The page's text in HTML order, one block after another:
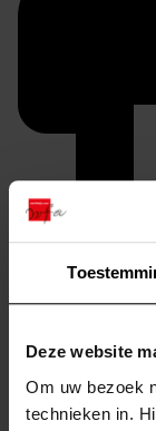
Deze website
Om uw bezoek
technieken in.
Printen